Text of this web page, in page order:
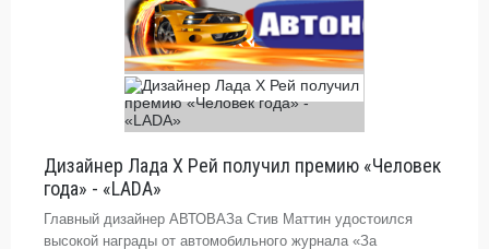
Дизайнер Лада Х Рей получил премию «Человек
года» - «LADA»
Главный дизайнер АВТОВАЗа Стив Маттин удостоился
высокой награды от автомобильного журнала «За